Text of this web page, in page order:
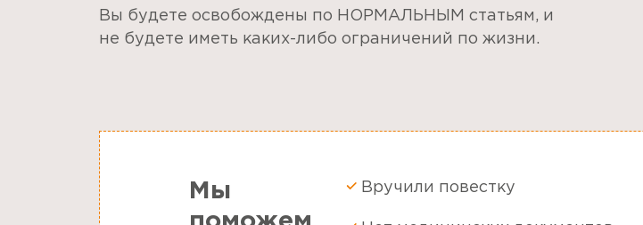
Вы будете освобождены по НОРМАЛЬНЫМ статьям, и
не будете иметь каких-либо ограничений по жизни.
Мы
Вручили повестку